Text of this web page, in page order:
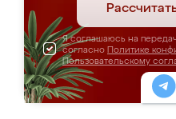
Я соглашаюсь на
согласно Политике
Пользовательскому